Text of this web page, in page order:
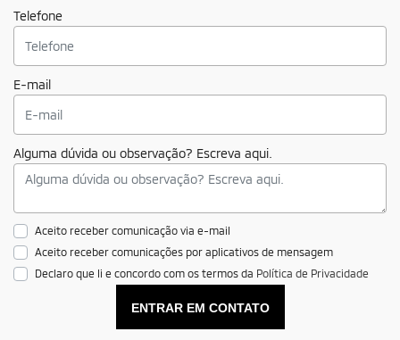
Telefone
E-mail
Alguma dúvida ou observação? Escreva aqui.
Aceito receber comunicação via e-mail
Aceito receber comunicações por aplicativos de mensagem
Declaro que li e concordo com os termos da Política de Privacidade
ENTRAR EM CONTATO